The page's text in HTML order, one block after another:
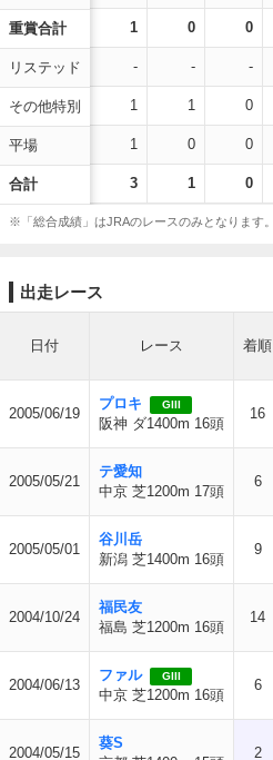
重賞合計
リステッド
その他特別
平場
合計
1 0 0
- - -
1 1 0
1 0 0
3 1 0
※「総合成績」はJRAのレースのみとなります。
出走レース
日付 レース 着順
2005/06/19
プロキ GIII
阪神 ダ1400m 16頭
16
2005/05/21
テ愛知
中京 芝1200m 17頭
6
2005/05/01
谷川岳
新潟 芝1400m 16頭
9
2004/10/24
福民友
福島 芝1200m 16頭
14
2004/06/13
ファル GIII
中京 芝1200m 16頭
6
2004/05/15
葵S
2